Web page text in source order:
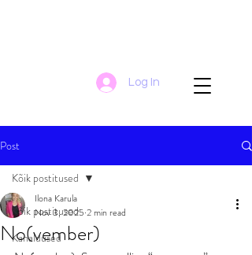
Log In
Post
Kõik postitused
Kanaldused
Kõik postitused
No(vember)
Ilona Karula
Nov 3, 2025 2 min read